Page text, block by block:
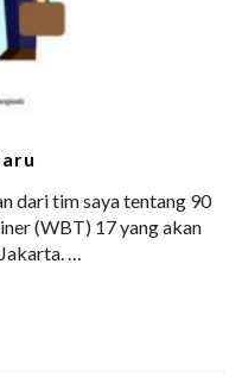
dari tim saya tentang 90
(WBT) 17 yang akan
…